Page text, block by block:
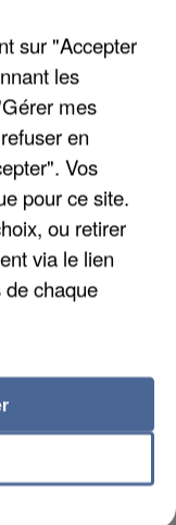
PAR UNE
DÉROBÉES À
sur "Accepter
les
mes
en
Vos
pour ce site.
ou retirer
via le lien
chaque